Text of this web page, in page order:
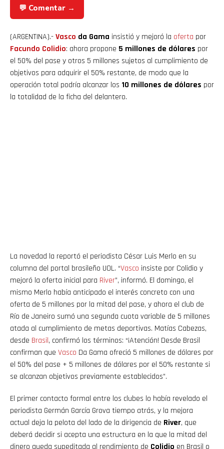
💬 Comentar →
(ARGENTINA).-Vasco da Gama insistió y mejoró la oferta por
Facundo Colidio: ahora propone 5 millones de dólares por
el 50% del pase y otros 5 millones sujetos al cumplimiento de
objetivos para adquirir el 50% restante, de modo que la
operación total podría alcanzar los 10 millones de dólares por
la totalidad de la ficha del delantero.
La novedad la reportó el periodista César Luis Merlo en su
columna del portal brasileño UOL. “Vasco insiste por Colidio y
mejoró la oferta inicial para River”, informó. El domingo, el
mismo Merlo había anticipado el interés concreto con una
oferta de 5 millones por la mitad del pase, y ahora el club de
Río de Janeiro sumó una segunda cuota variable de 5 millones
atada al cumplimiento de metas deportivas. Matías Cabezas,
desde Brasil, confirmó los términos: “¡Atención! Desde Brasil
confirman que Vasco Da Gama ofreció 5 millones de dólares por
el 50% del pase + 5 millones de dólares por el 50% restante si
se alcanzan objetivos previamente establecidos”.
El primer contacto formal entre los clubes lo había revelado el
periodista Germán García Grova tiempo atrás, y la mejora
actual deja la pelota del lado de la dirigencia de River, que
deberá decidir si acepta una estructura en la que la mitad del
dinero queda supeditada al rendimiento de Colidio en Brasil o